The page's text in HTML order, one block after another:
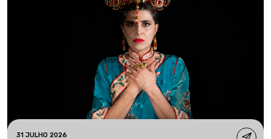
31 JULHO 2026